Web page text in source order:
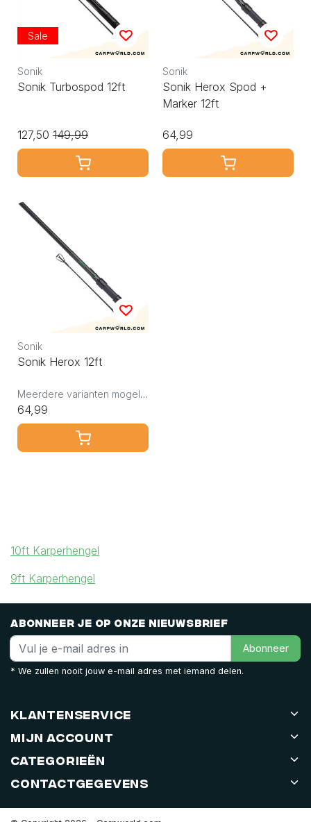
Sale
Sonik
Sonik Turbospod 12ft
127,50 149,99
Sonik
Sonik Herox Spod +
Marker 12ft
64,99
Sonik
Sonik Herox 12ft
Meerdere varianten mogelijk
64,99
10ft Karperhengel
9ft Karperhengel
Abonneer je op onze nieuwsbrief
Abonneer
* We zullen nooit jouw e-mail adres met iemand delen.
Klantenservice
Mijn account
Categorieën
Contactgegevens